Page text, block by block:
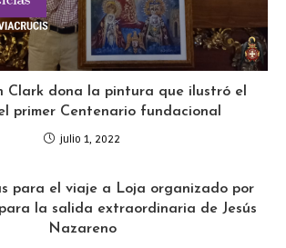
Clark dona la pintura que ilustró el
primer Centenario fundacional
julio 1, 2022
para el viaje a Loja organizado por
la salida extraordinaria de Jesús
Nazareno